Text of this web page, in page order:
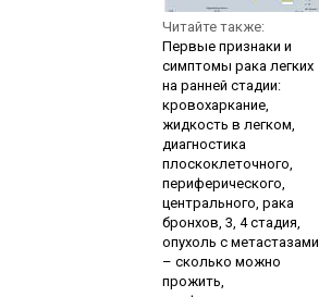
Читайте также:
Первые признаки и
симптомы рака легких
на ранней стадии:
кровохаркание,
жидкость в легком,
диагностика
плоскоклеточного,
периферического,
центрального, рака
бронхов, 3, 4 стадия,
опухоль с метастазами
– сколько можно
прожить,